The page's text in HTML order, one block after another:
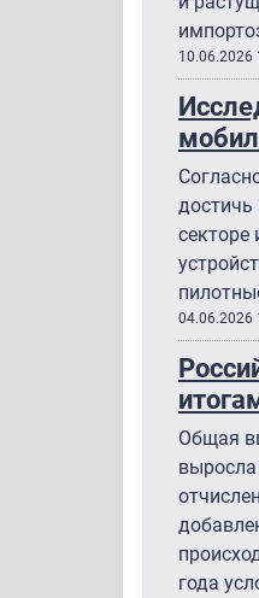
10.06.2026
секторе
04.06.2026
Общая
выросла
года